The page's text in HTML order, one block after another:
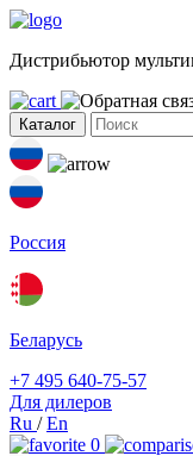
Дистрибьютор
Каталог
Россия
Беларусь
+7 495 640-75-57
Для дилеров
Ru /En
0